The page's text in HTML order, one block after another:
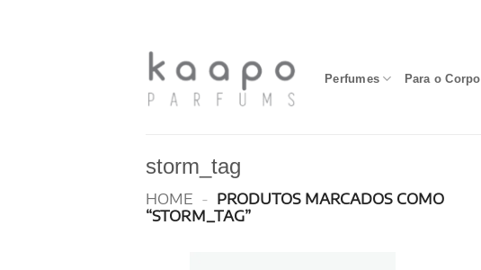
Perfumes Para o Corpo
storm_tag
HOME - PRODUTOS MARCADOS COMO
“STORM_TAG”